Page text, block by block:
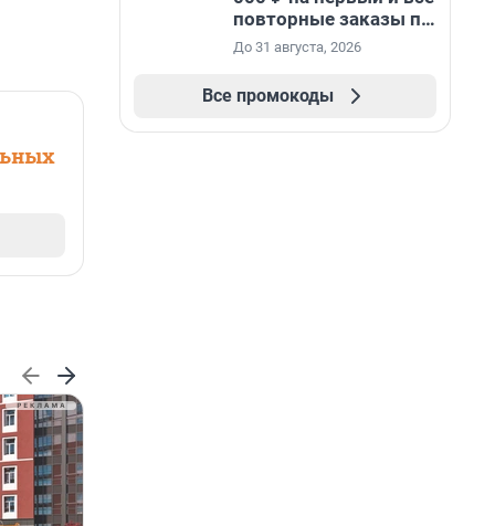
повторные заказы по
промокоду НАБЕРИ
До 31 августа, 2026
Все промокоды